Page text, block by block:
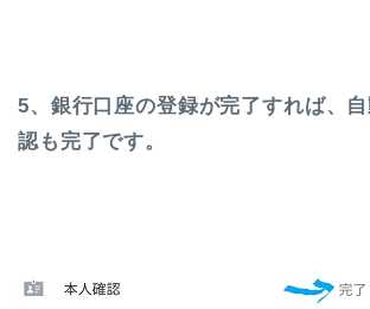
5、銀行口座の登録が完了すれば、
認も完了です。